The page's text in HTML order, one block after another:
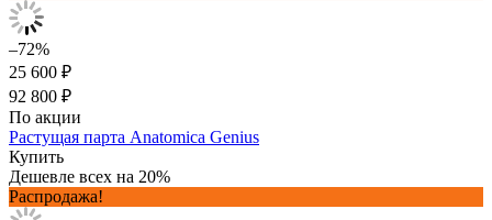
–72%
25 600 ₽
92 800 ₽
По акции
Растущая парта Anatomica Genius
Купить
Дешевле всех на 20%
Распродажа!